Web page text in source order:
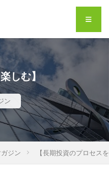
しむ】
ン
ガジン 【長期投資のプロセス